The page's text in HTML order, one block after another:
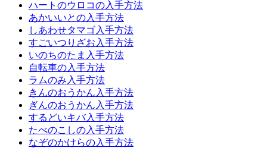
ハートのウロコの入手方法
あかいいとの入手方法
しあわせタマゴ入手方法
すごいつりざお入手方法
いのちのたま入手方法
自転車の入手方法
ラムのみ入手方法
きんのおうかん入手方法
ぎんのおうかん入手方法
するどいキバ入手方法
たべのこしの入手方法
なぞのかけらの入手方法